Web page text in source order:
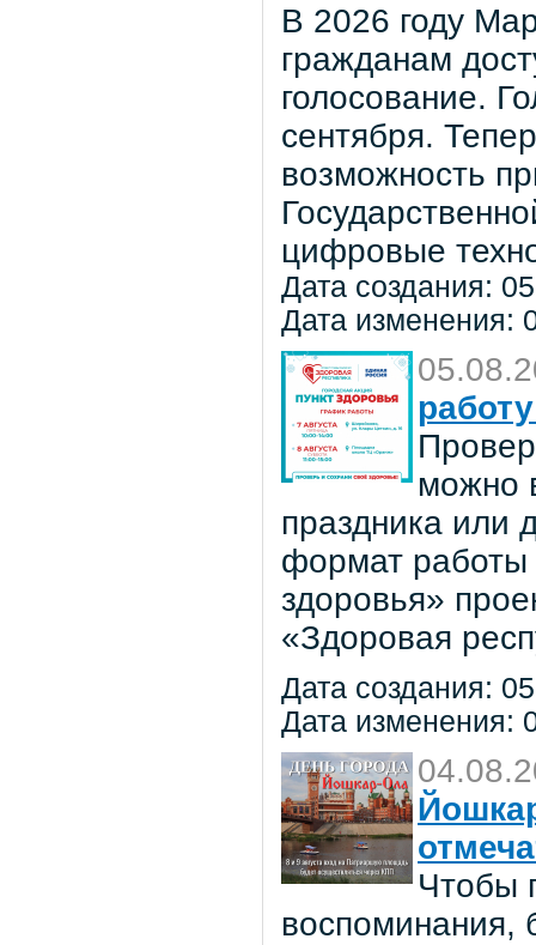
В 2026 году
гражданам
голосование.
сентября.
возможность
цифровые
Дата создания:
Дата изменения:
можно
праздника или
формат работы
здоровья»
«Здоровая
Дата создания:
Дата изменения:
Чтобы
воспоминания,